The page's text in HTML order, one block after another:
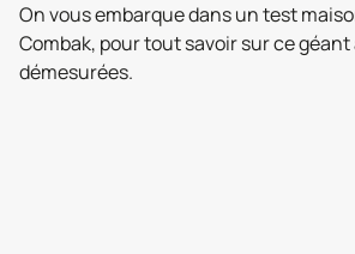
On vous embarque dans un test
Combak, pour tout savoir sur ce
démesurées.